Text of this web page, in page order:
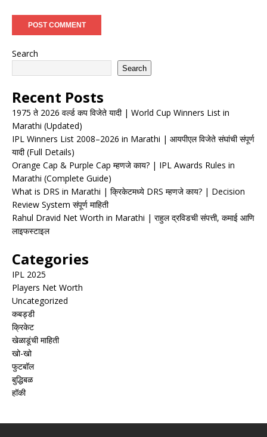
Search
Search
Recent Posts
1975 ते 2026 वर्ल्ड कप विजेते यादी | World Cup Winners List in
Marathi (Updated)
IPL Winners List 2008–2026 in Marathi | आयपीएल विजेते संघांची संपूर्ण
यादी (Full Details)
Orange Cap & Purple Cap म्हणजे काय? | IPL Awards Rules in
Marathi (Complete Guide)
What is DRS in Marathi | क्रिकेटमध्ये DRS म्हणजे काय? | Decision
Review System संपूर्ण माहिती
Rahul Dravid Net Worth in Marathi | राहुल द्रविडची संपत्ती, कमाई आणि
लाइफस्टाइल
Categories
IPL 2025
Players Net Worth
Uncategorized
कबड्डी
क्रिकेट
खेळाडूंची माहिती
खो-खो
फुटबॉल
बुद्धिबळ
हॉकी